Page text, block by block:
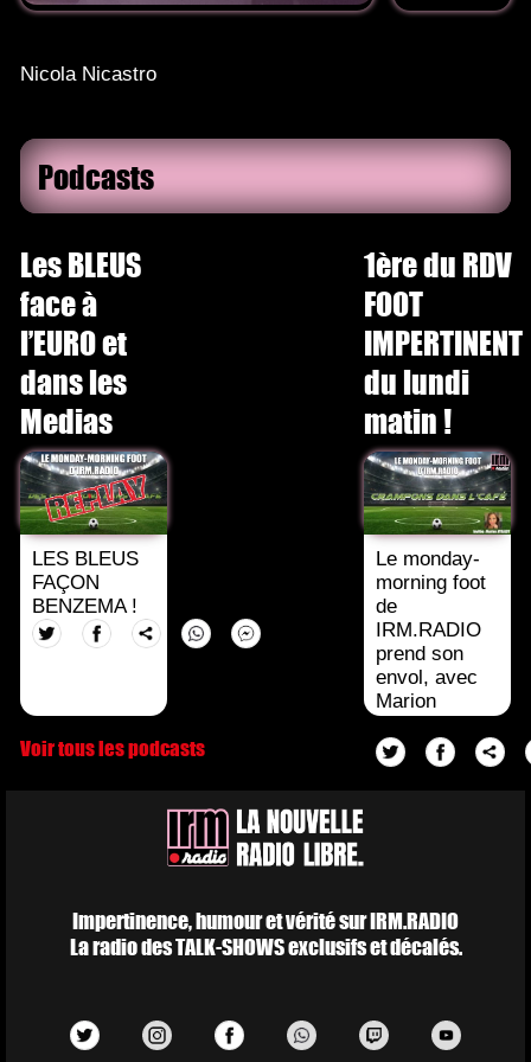
Nicola Nicastro
Podcasts
Les BLEUS
face à
l’EURO et
dans les
Medias
LES BLEUS
FAÇON
BENZEMA !
1ère du RDV
FOOT
IMPERTINENT
du lundi
matin !
Le monday-
morning foot
de
IRM.RADIO
prend son
envol, avec
Marion
Voir tous les podcasts
Impertinence, humour et vérité sur IRM.RADIO
La radio des TALK-SHOWS exclusifs et décalés.